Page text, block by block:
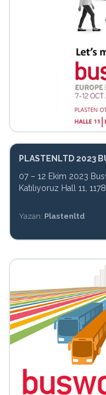
PLASTENLTD 2023
07 – 12 Ekim 2023
Katılıyoruz Hall 11, 1178
Yazan: Plastenltd